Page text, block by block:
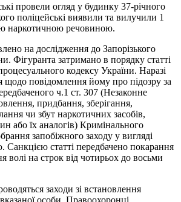
провели огляд у будинку 37-річного
поліцейські виявили та вилучили 1
наркотичною речовиною.
на дослідження до Запорізького
затримано в порядку статті
кодексу України. Наразі
щодо повідомлення йому про підозру за
ч.1 ст. 307 (Незаконне
придбання, зберігання,
чи збут наркотичних засобів,
або їх аналогів) Кримінального
запобіжного заходу у вигляді
Санкцією статті передбачено покарання
волі на строк від чотирьох до восьми
заходи зі встановлення
особи. Правоохоронці